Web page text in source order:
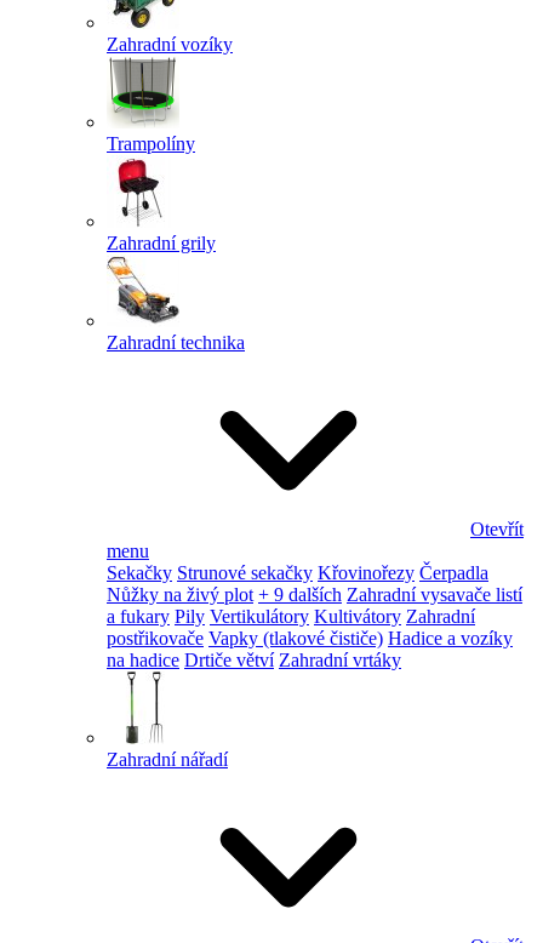
Zahradní vozíky
Trampolíny
Zahradní grily
Zahradní technika
Otevřít
menu
Sekačky Strunové sekačky Křovinořezy Čerpadla
Nůžky na živý plot + 9 dalších Zahradní vysavače listí
a fukary Pily Vertikulátory Kultivátory Zahradní
postřikovače Vapky (tlakové čističe) Hadice a vozíky
na hadice Drtiče větví Zahradní vrtáky
Zahradní nářadí